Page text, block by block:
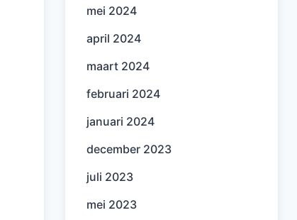
mei 2024
april 2024
maart 2024
februari 2024
januari 2024
december 2023
juli 2023
mei 2023